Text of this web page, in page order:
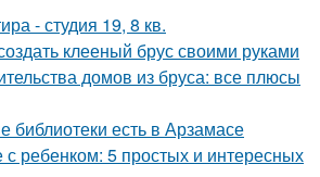
- студия 19, 8 кв.
клееный брус своими руками
домов из бруса: все плюсы
библиотеки есть в Арзамасе
ребенком: 5 простых и интересных